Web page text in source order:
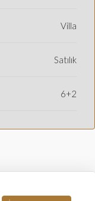
Villa
Satılık
6+2